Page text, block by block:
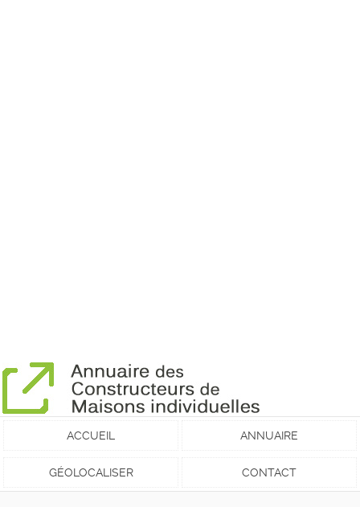
ACCUEIL ANNUAIRE
GÉOLOCALISER CONTACT